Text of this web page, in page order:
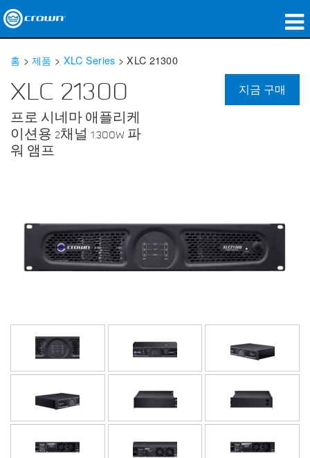
응용 분야
네트워크 오디오
구매처
홈 >제품 > XLC Series >XLC 21300
XLC 21300
프로 시네마 애플리케
이션용 2채널 1,300W 파
워 앰프
지금 구매